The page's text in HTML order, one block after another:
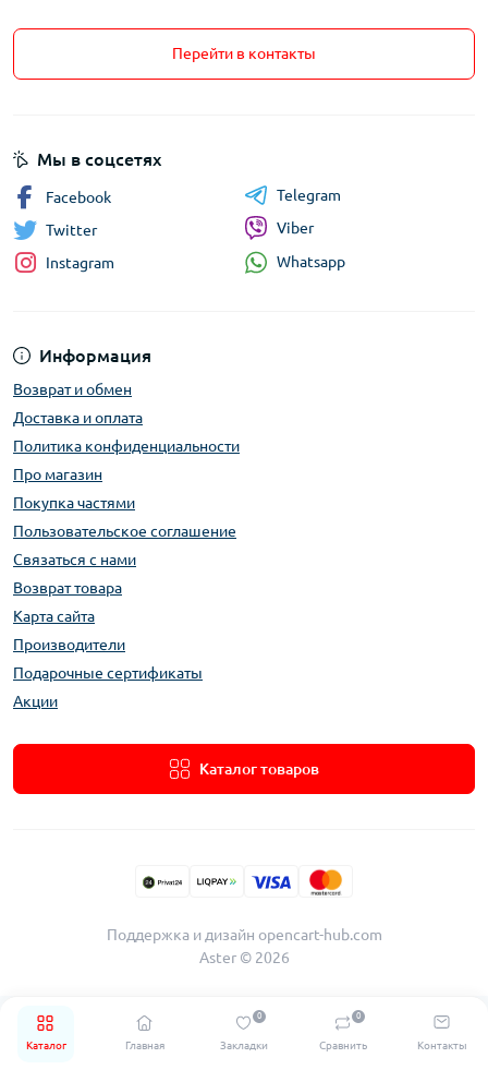
Каталог Главная Закладки
0
Сравнить
0
Контакты
Перейти в контакты
Информация
Возврат и обмен
Доставка и оплата
Политика конфиденциальности
Про магазин
Покупка частями
Пользовательское соглашение
Связаться с нами
Возврат товара
Карта сайта
Производители
Подарочные сертификаты
Акции
Каталог товаров
Мы в соцсетях
Facebook
Twitter
Instagram
Telegram
Viber
Whatsapp
Поддержка и дизайн opencart-hub.com
Aster © 2026